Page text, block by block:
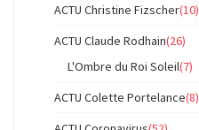
ACTU Christine Fizscher(10)
ACTU Claude Rodhain(26)
L'Ombre du Roi Soleil(7)
ACTU Colette Portelance(8)